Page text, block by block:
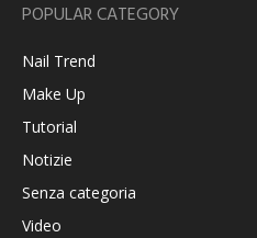
POPULAR CATEGORY
Nail Trend
Make Up
Tutorial
Notizie
Senza categoria
Video